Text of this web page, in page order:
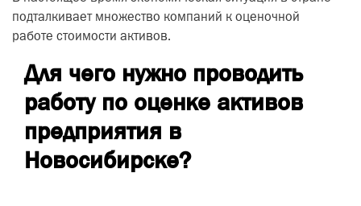
подталкивает множество компаний к оценочной
работе стоимости активов.
Для чего нужно проводить
работу по оценке активов
предприятия в
Новосибирске?